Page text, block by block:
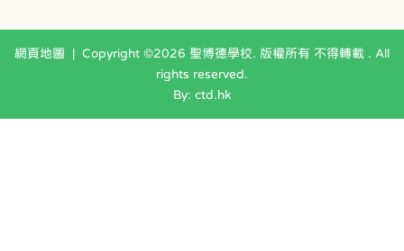
網頁地圖 | Copyright ©2026 聖博德學校. 版權所有 不得轉載 . All
rights reserved.
By: ctd.hk